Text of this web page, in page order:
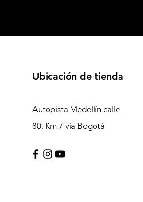
Ubicación de tienda
Autopista Medellín calle
80, Km 7 vía Bogotá